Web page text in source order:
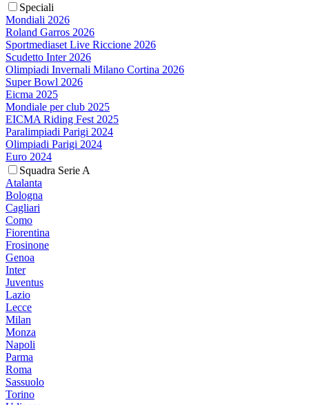
Speciali
Mondiali 2026
Roland Garros 2026
Sportmediaset Live Riccione 2026
Scudetto Inter 2026
Olimpiadi Invernali Milano Cortina 2026
Super Bowl 2026
Eicma 2025
Mondiale per club 2025
EICMA Riding Fest 2025
Paralimpiadi Parigi 2024
Olimpiadi Parigi 2024
Euro 2024
Squadra Serie A
Atalanta
Bologna
Cagliari
Como
Fiorentina
Frosinone
Genoa
Inter
Juventus
Lazio
Lecce
Milan
Monza
Napoli
Parma
Roma
Sassuolo
Torino